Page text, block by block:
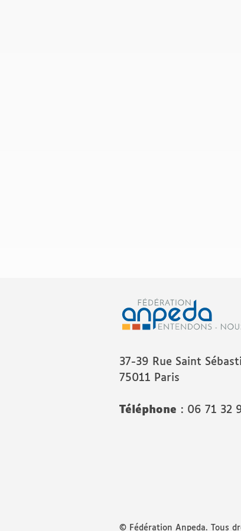
37-39 Rue Saint
75011 Paris
Téléphone : 06 71 32
© Fédération Anpeda. Tous